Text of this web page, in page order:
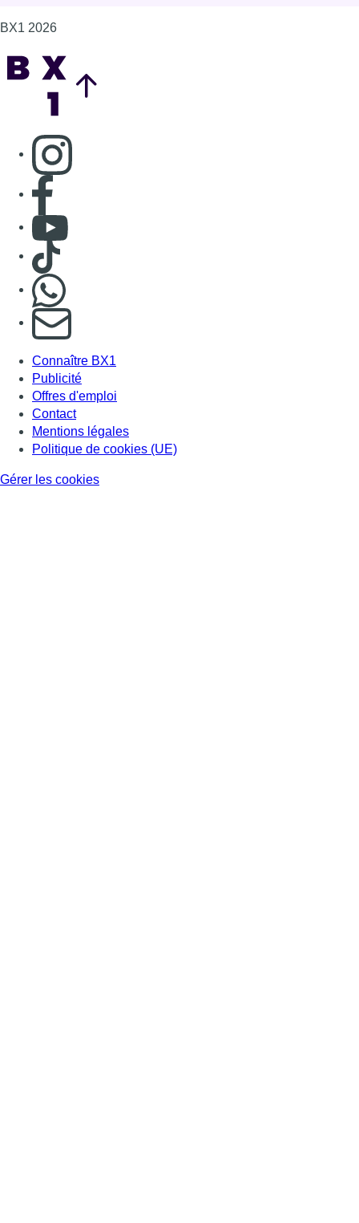
BX1 2026
Consulter page Instagram
Consulter page Facebook
Consulter Youtube
Consulter TikTok
S'abonner à notre newsletter
Connaître BX1
Publicité
Offres d'emploi
Contact
Mentions légales
Politique de cookies (UE)
Gérer les cookies